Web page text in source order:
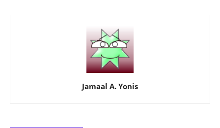
Jamaal A. Yonis